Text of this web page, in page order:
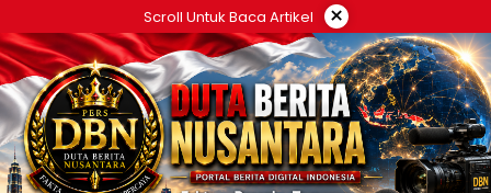
ke
konten
Scroll Untuk Baca Artikel ×